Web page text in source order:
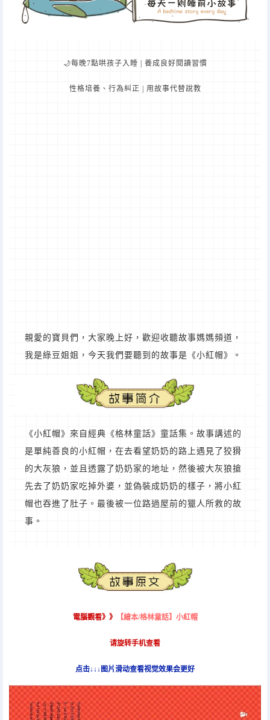
🌙每晚7點哄孩子入睡 | 養成良好閱讀習慣
性格培養、行為糾正 | 用故事代替說教
親愛的寶貝們，大家晚上好，歡迎收聽故事媽媽頻道，
我是綠豆姐姐，今天我們要聽到的故事是《小紅帽》。
《小紅帽》來自經典《格林童話》童話集。故事講述的
是單純善良的小紅帽，在去看望奶奶的路上遇見了狡猾
的大灰狼，並且透露了奶奶家的地址，然後被大灰狼搶
先去了奶奶家吃掉外婆，並偽裝成奶奶的樣子，將小紅
帽也吞進了肚子。最後被一位路過屋前的獵人所救的故
事。
電腦觀看》》 【繪本/格林童話】小紅帽
请旋转手机查看
点击↓↓↓图片滑动查看视觉效果会更好